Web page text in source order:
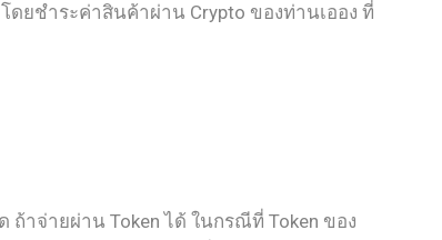
ยชำระค่าสินค้าผ่าน Crypto ของท่านเออง ที่
าจ่ายผ่าน Token ได้ ในกรณีที่ Token ของ